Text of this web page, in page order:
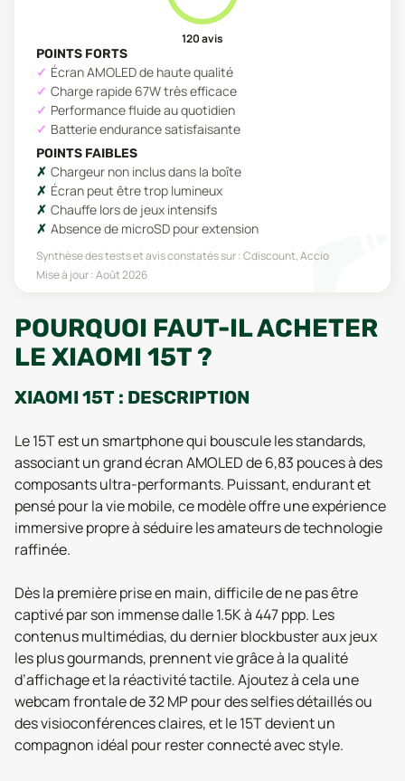
120avis
POINTS FORTS
Écran AMOLED de haute qualité
Charge rapide 67W très efficace
Performance fluide au quotidien
Batterie endurance satisfaisante
POINTS FAIBLES
Chargeur non inclus dans la boîte
Écran peut être trop lumineux
Chauffe lors de jeux intensifs
Absence de microSD pour extension
Synthèse des tests et avis constatés sur :Cdiscount, Accio
Mise à jour :Août 2026
POURQUOI FAUT-IL ACHETER
LE XIAOMI 15T ?
XIAOMI 15T : DESCRIPTION
Le 15T est un smartphone qui bouscule les standards,
associant un grand écran AMOLED de 6,83 pouces à des
composants ultra-performants. Puissant, endurant et
pensé pour la vie mobile, ce modèle offre une expérience
immersive propre à séduire les amateurs de technologie
raffinée.
Dès la première prise en main, difficile de ne pas être
captivé par son immense dalle 1.5K à 447 ppp. Les
contenus multimédias, du dernier blockbuster aux jeux
les plus gourmands, prennent vie grâce à la qualité
d’affichage et la réactivité tactile. Ajoutez à cela une
webcam frontale de 32 MP pour des selfies détaillés ou
des visioconférences claires, et le 15T devient un
compagnon idéal pour rester connecté avec style.